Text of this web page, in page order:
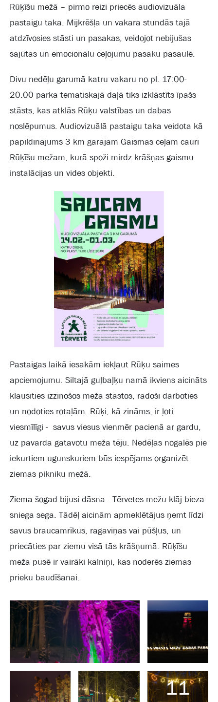
Rūķīšu mežā – pirmo reizi priecēs audiovizuāla
pastaigu taka. Mijkrēšļa un vakara stundās tajā
atdzīvosies stāsti un pasakas, veidojot nebijušas
sajūtas un emocionālu ceļojumu pasaku pasaulē.
Divu nedēļu garumā katru vakaru no pl. 17:00-
20.00 parka tematiskajā daļā tiks izklāstīts īpašs
stāsts, kas atklās Rūķu valstības un dabas
noslēpumus. Audiovizuālā pastaigu taka veidota kā
papildinājums 3 km garajam Gaismas ceļam cauri
Rūķīšu mežam, kurā spoži mirdz krāšņas gaismu
instalācijas un vides objekti.
Pastaigas laikā iesakām iekļaut Rūķu saimes
apciemojumu. Siltajā guļbaļķu namā ikviens aicināts
klausīties izzinošos meža stāstos, radoši darboties
un nodoties rotaļām. Rūķi, kā zināms, ir ļoti
viesmīlīgi - savus viesus vienmēr pacienā ar gardu,
uz pavarda gatavotu meža tēju. Nedēļas nogalēs pie
iekurtiem ugunskuriem būs iespējams organizēt
ziemas pikniku mežā.
Ziema šogad bijusi dāsna - Tērvetes mežu klāj bieza
sniega sega. Tādēļ aicinām apmeklētājus ņemt līdzi
savus braucamrīkus, ragaviņas vai pūšļus, un
priecāties par ziemu visā tās krāšņumā. Rūķīšu
meža pusē ir vairāki kalniņi, kas noderēs ziemas
prieku baudīšanai.
11